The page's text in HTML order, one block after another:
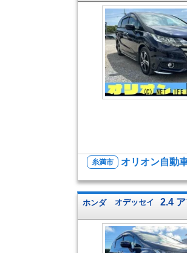
糸満市 オリオン自動
ホンダ オデッセイ 2.4